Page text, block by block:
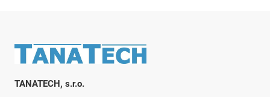
Zápatí
TANATECH, s.r.o.